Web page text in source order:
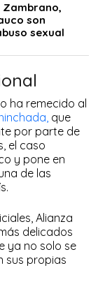
Zambrano,
son
sexual
ha remecido al
que
por parte de
el caso
y pone en
de las
Alianza
delicados
ya no solo se
sus propias